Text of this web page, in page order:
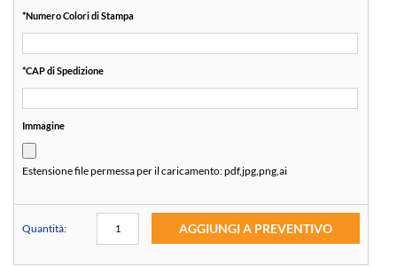
*Numero Colori di Stampa
*CAP di Spedizione
Immagine
Estensione file permessa per il caricamento:pdf,jpg,png,ai
Quantità: AGGIUNGI A PREVENTIVO